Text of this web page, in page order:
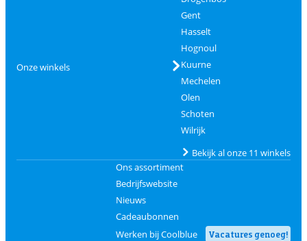
Onze winkels
Gent
Hasselt
Hognoul
Kuurne
Mechelen
Olen
Schoten
Wilrijk
Bekijk al onze 11 winkels
Ons assortiment
Bedrijfswebsite
Nieuws
Cadeaubonnen
Werken bij Coolblue
Vacatures genoeg!